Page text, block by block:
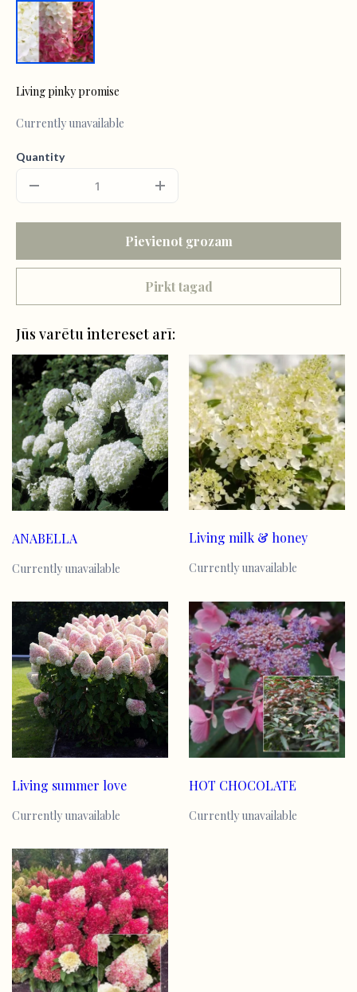
Living pinky promise
Currently unavailable
Quantity
Pievienot grozam
Pirkt tagad
Jūs varētu intereset arī:
ANABELLA
Currently unavailable
Living milk & honey
Currently unavailable
Living summer love
Currently unavailable
HOT CHOCOLATE
Currently unavailable